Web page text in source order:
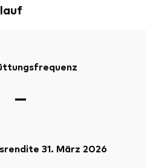
—
31. März 2026